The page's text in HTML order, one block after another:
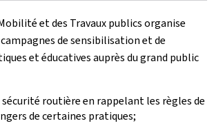
et des Travaux publics organise
de sensibilisation et de
et éducatives auprès du grand public
routière en rappelant les règles de
de certaines pratiques;